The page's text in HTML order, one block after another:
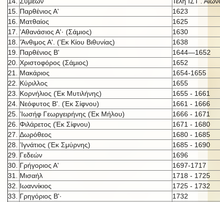
15. Παρθένιος Α'
1623
16.
Ματθαίος
1625
17.
’Αθανάσιος Α'· (Σάμιος)
1630
18.
’Άνθιμος Α'. (’Εκ Κίου Βιθυνίας)
1638
19. Παρθένιος Β'
1644—1652
20. Χριστοφόρος (Σάμιος)
1652
21.
Μακάριος
1654-1655
22.
Κύριλλος
1655
23.
Κορνήλιος (Έκ Μυτιλήνης)
1655 - 1661
24. Νεόφυτος Β'. (Έκ Σίφνου)
1661 - 1666
25. ’Ιωσήφ Γεωργειρήνης (Έκ Μήλου)
1666 - 1671
26. Φιλάρετος (Έκ Σίφνου)
1671 - 1680
27. Δωρόθεος
1680 - 1685
28.
’Ιγνάτιος (Έκ Σμύρνης)
1685 - 1690
29. Γεδεών
1696
30. Γρήγοριος Α'
1697-1717
31.
Μισαήλ
1718 - 1725
32.
Ιωαννίκιος
1725 - 1732
33.
Γρηγόριος Β'·
1732